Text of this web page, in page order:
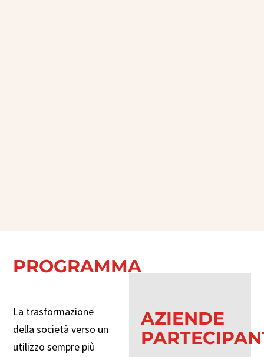
PROGRAMMA
La trasformazione
della società verso un
utilizzo sempre più
AZIENDE